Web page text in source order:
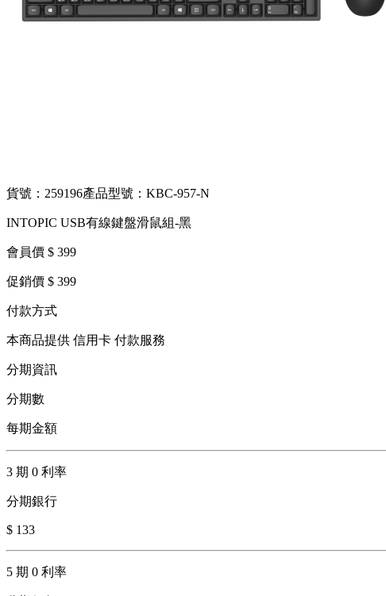
貨號：259196產品型號：KBC-957-N
INTOPIC USB有線鍵盤滑鼠組-黑
會員價 $ 399
促銷價 $ 399
付款方式
本商品提供 信用卡 付款服務
分期資訊
分期數
每期金額
3 期 0 利率
分期銀行
$ 133
5 期 0 利率